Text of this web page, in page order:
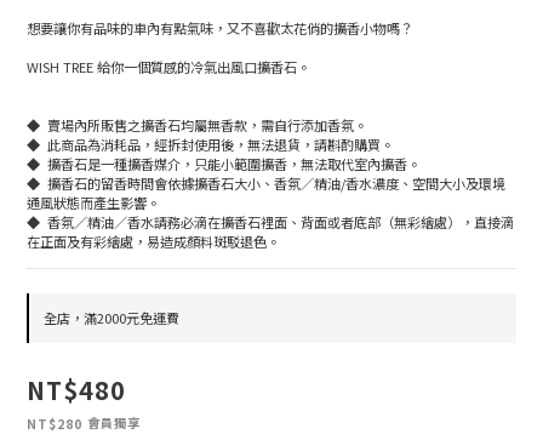
想要讓你有品味的車內有點氣味，又不喜歡太花俏的擴香小物嗎？
WISH TREE 給你一個質感的冷氣出風口擴香石。
◆  賣場內所販售之擴香石均屬無香款，需自行添加香氛。
◆  此商品為消耗品，經拆封使用後，無法退貨，請斟酌購買。
◆  擴香石是一種擴香媒介，只能小範圍擴香，無法取代室內擴香。
◆  擴香石的留香時間會依據擴香石大小、香氛／精油/香水濃度、空間大小及環境
通風狀態而產生影響。
◆  香氛／精油／香水請務必滴在擴香石裡面、背面或者底部（無彩繪處），直接滴
在正面及有彩繪處，易造成顏料斑駁退色。
全店，滿2000元免運費
NT$480
NT$280 會員獨享